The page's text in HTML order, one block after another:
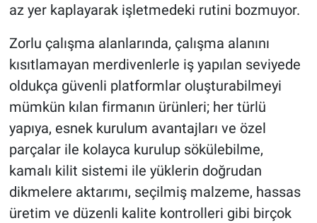
az yer kaplayarak işletmedeki rutini bozmuyor.
Zorlu çalışma alanlarında, çalışma alanını
kısıtlamayan merdivenlerle iş yapılan seviyede
oldukça güvenli platformlar oluşturabilmeyi
mümkün kılan firmanın ürünleri; her türlü
yapıya, esnek kurulum avantajları ve özel
parçalar ile kolayca kurulup sökülebilme,
kamalı kilit sistemi ile yüklerin doğrudan
dikmelere aktarımı, seçilmiş malzeme, hassas
üretim ve düzenli kalite kontrolleri gibi birçok